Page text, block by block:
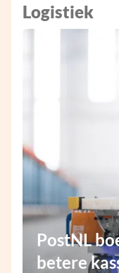
Logistiek
PostNL
betere